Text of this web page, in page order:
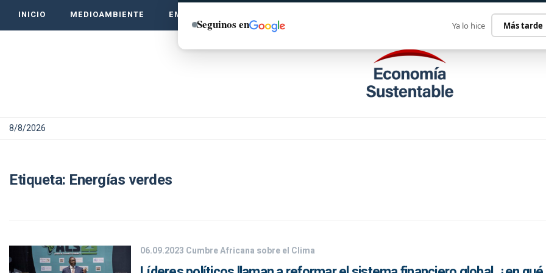
INICIO MEDIOAMBIENTE EMPRENDE VERDE
8/8/2026
Etiqueta: Energías verdes
06.09.2023 Cumbre Africana sobre el Clima
Seguinos en Ya lo hice Más tarde